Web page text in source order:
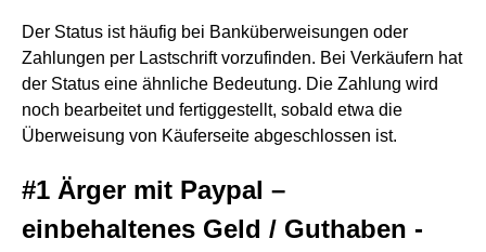
Der Status ist häufig bei Banküberweisungen oder
Zahlungen per Lastschrift vorzufinden. Bei Verkäufern hat
der Status eine ähnliche Bedeutung. Die Zahlung wird
noch bearbeitet und fertiggestellt, sobald etwa die
Überweisung von Käuferseite abgeschlossen ist.
#1 Ärger mit Paypal –
einbehaltenes Geld / Guthaben -